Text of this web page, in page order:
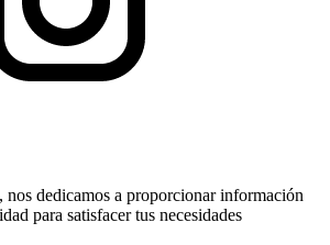
nos dedicamos a proporcionar información
para satisfacer tus necesidades